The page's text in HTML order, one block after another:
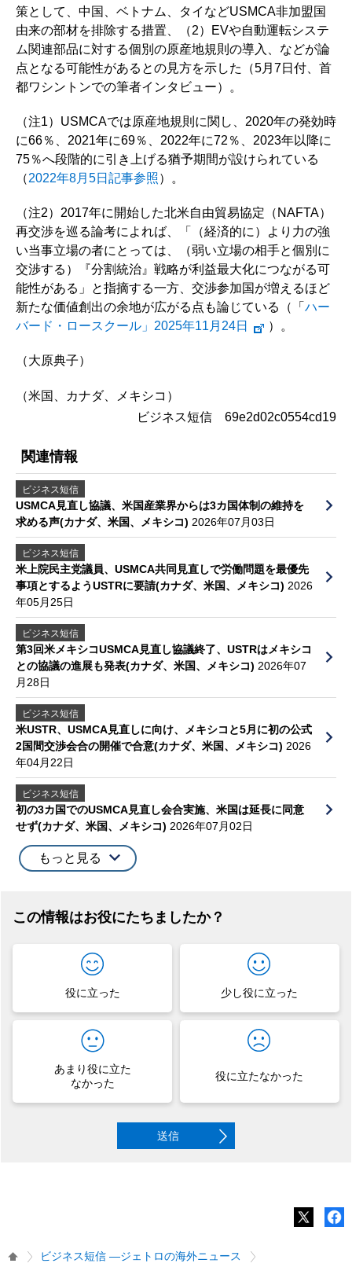
策として、中国、ベトナム、タイなどUSMCA非加盟国
由来の部材を排除する措置、（2）EVや自動運転システ
ム関連部品に対する個別の原産地規則の導入、などが論
点となる可能性があるとの見方を示した（5月7日付、首
都ワシントンでの筆者インタビュー）。
（注1）USMCAでは原産地規則に関し、2020年の発効時
に66％、2021年に69％、2022年に72％、2023年以降に
75％へ段階的に引き上げる猶予期間が設けられている
（2022年8月5日記事参照）。
（注2）2017年に開始した北米自由貿易協定（NAFTA）
再交渉を巡る論考によれば、「（経済的に）より力の強
い当事立場の者にとっては、（弱い立場の相手と個別に
交渉する）『分割統治』戦略が利益最大化につながる可
能性がある」と指摘する一方、交渉参加国が増えるほど
新たな価値創出の余地が広がる点も論じている（「 ハー
バード・ロースクール」2025年11月24日
）。
（大原典子）
（米国、カナダ、メキシコ）
ビジネス短信 69e2d02c0554cd19
関連情報
ビジネス短信
USMCA見直し協議、米国産業界からは3カ国体制の維持を
求める声(カナダ、米国、メキシコ) 2026年07月03日
ビジネス短信
米上院民主党議員、USMCA共同見直しで労働問題を最優先
事項とするようUSTRに要請(カナダ、米国、メキシコ) 2026
年05月25日
ビジネス短信
第3回米メキシコUSMCA見直し協議終了、USTRはメキシコ
との協議の進展も発表(カナダ、米国、メキシコ) 2026年07
月28日
ビジネス短信
米USTR、USMCA見直しに向け、メキシコと5月に初の公式
2国間交渉会合の開催で合意(カナダ、米国、メキシコ) 2026
年04月22日
ビジネス短信
初の3カ国でのUSMCA見直し会合実施、米国は延長に同意
せず(カナダ、米国、メキシコ) 2026年07月02日
もっと見る
この情報はお役にたちましたか？
役に立った 少し役に立った
あまり役に立た
なかった
役に立たなかった
送信
ビジネス短信 ―ジェトロの海外ニュース